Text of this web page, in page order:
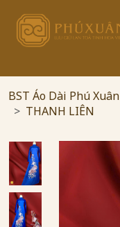
BST Áo Dài Phú Xuân
THANH LIÊN